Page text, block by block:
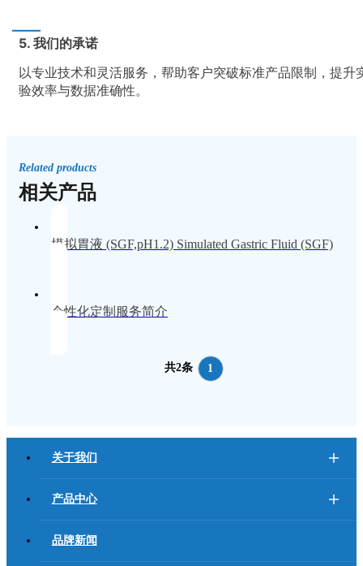
5. 我们的承诺
以专业技术和灵活服务，帮助客户突破标准产品限制，提升
验效率与数据准确性。
Related products
相关产品
模拟胃液 (SGF,pH1.2) Simulated Gastric Fluid (SGF)
个性化定制服务简介
共2条 1
关于我们
产品中心
品牌新闻